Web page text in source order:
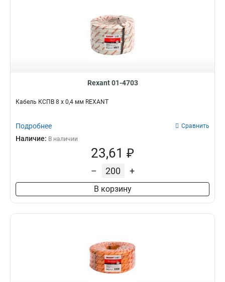
Rexant 01-4703
Кабель КСПВ 8 х 0,4 мм REXANT
Подробнее Сравнить
Наличие: В наличии
23,61 ₽
– +
В корзину